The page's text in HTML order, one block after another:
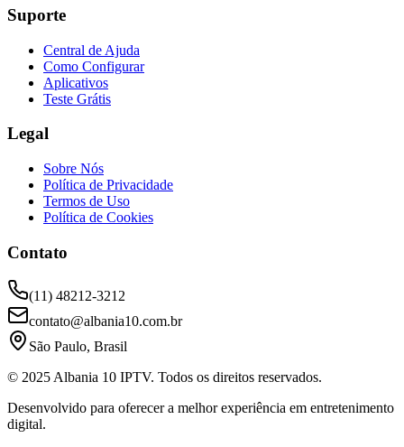
Suporte
Central de Ajuda
Como Configurar
Aplicativos
Teste Grátis
Legal
Sobre Nós
Política de Privacidade
Termos de Uso
Política de Cookies
Contato
(11) 48212-3212
contato@albania10.com.br
São Paulo, Brasil
© 2025 Albania 10 IPTV. Todos os direitos reservados.
Desenvolvido para oferecer a melhor experiência em entretenimento
digital.